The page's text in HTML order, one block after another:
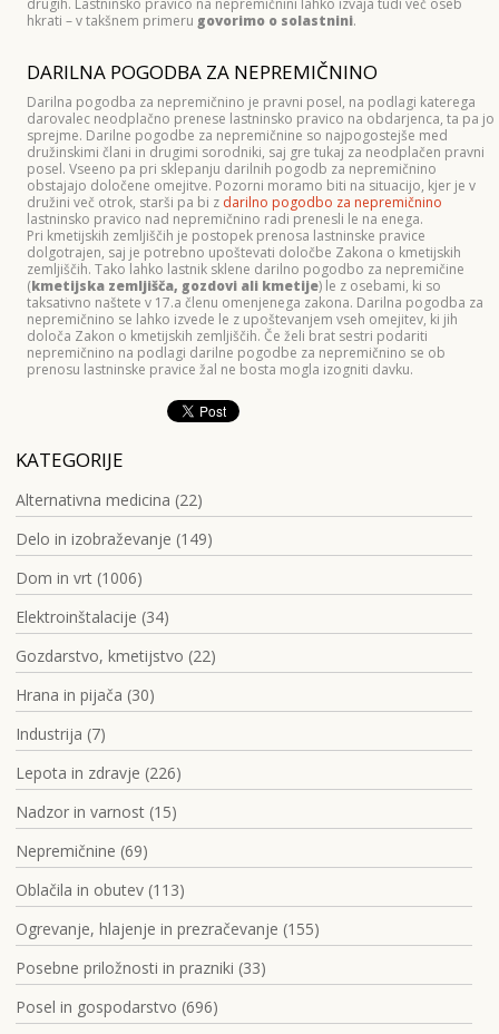
drugih. Lastninsko pravico na nepremičnini lahko izvaja tudi več oseb
hkrati – v takšnem primeru govorimo o solastnini.
DARILNA POGODBA ZA NEPREMIČNINO
Darilna pogodba za nepremičnino je pravni posel, na podlagi katerega
darovalec neodplačno prenese lastninsko pravico na obdarjenca, ta pa jo
sprejme. Darilne pogodbe za nepremičnine so najpogostejše med
družinskimi člani in drugimi sorodniki, saj gre tukaj za neodplačen pravni
posel. Vseeno pa pri sklepanju darilnih pogodb za nepremičnino
obstajajo določene omejitve. Pozorni moramo biti na situacijo, kjer je v
družini več otrok, starši pa bi z darilno pogodbo za nepremičnino
lastninsko pravico nad nepremičnino radi prenesli le na enega.
Pri kmetijskih zemljiščih je postopek prenosa lastninske pravice
dolgotrajen, saj je potrebno upoštevati določbe Zakona o kmetijskih
zemljiščih. Tako lahko lastnik sklene darilno pogodbo za nepremičine
(kmetijska zemljišča, gozdovi ali kmetije) le z osebami, ki so
taksativno naštete v 17.a členu omenjenega zakona. Darilna pogodba za
nepremičnino se lahko izvede le z upoštevanjem vseh omejitev, ki jih
določa Zakon o kmetijskih zemljiščih. Če želi brat sestri podariti
nepremičnino na podlagi darilne pogodbe za nepremičnino se ob
prenosu lastninske pravice žal ne bosta mogla izogniti davku.
KATEGORIJE
Alternativna medicina (22)
Delo in izobraževanje (149)
Dom in vrt (1006)
Elektroinštalacije (34)
Gozdarstvo, kmetijstvo (22)
Hrana in pijača (30)
Industrija (7)
Lepota in zdravje (226)
Nadzor in varnost (15)
Nepremičnine (69)
Oblačila in obutev (113)
Ogrevanje, hlajenje in prezračevanje (155)
Posebne priložnosti in prazniki (33)
Posel in gospodarstvo (696)